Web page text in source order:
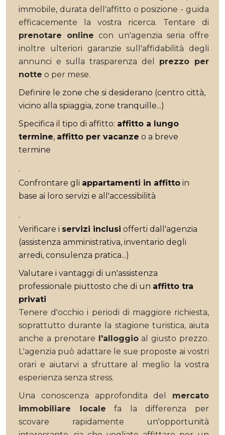
immobile, durata dell'affitto o posizione - guida
efficacemente la vostra ricerca. Tentare di
prenotare online con un'agenzia seria offre
inoltre ulteriori garanzie sull'affidabilità degli
annunci e sulla trasparenza del prezzo per
notte o per mese.
Definire le zone che si desiderano (centro città,
vicino alla spiaggia, zone tranquille...)
Specifica il tipo di affitto: affitto a lungo
termine, affitto per vacanze o a breve
termine
.
Confrontare gli appartamenti in affitto in
base ai loro servizi e all'accessibilità
.
Verificare i servizi inclusi offerti dall'agenzia
(assistenza amministrativa, inventario degli
arredi, consulenza pratica...)
Valutare i vantaggi di un'assistenza
professionale piuttosto che di un affitto tra
privati
Tenere d'occhio i periodi di maggiore richiesta,
soprattutto durante la stagione turistica, aiuta
anche a prenotare l'alloggioal giusto prezzo.
L'agenzia può adattare le sue proposte ai vostri
orari e aiutarvi a sfruttare al meglio la vostra
esperienza senza stress.
Una conoscenza approfondita del mercato
immobiliare locale fa la differenza per
scovare rapidamente un'opportunità